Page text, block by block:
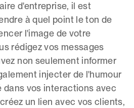
d'entreprise, il est
à quel point le ton de
l'image de votre
rédigez vos messages
non seulement informer
injecter de l'humour
dans vos interactions avec
un lien avec vos clients,